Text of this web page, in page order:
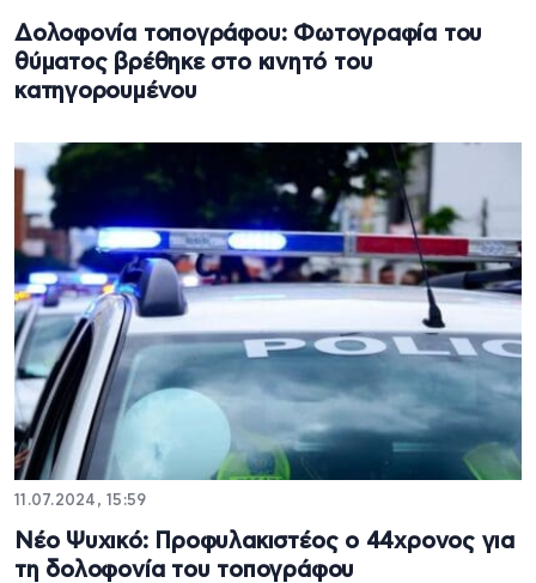
Δολοφονία τοπογράφου: Φωτογραφία του
θύματος βρέθηκε στο κινητό του
κατηγορουμένου
11.07.2024, 15:59
Νέο Ψυχικό: Προφυλακιστέος ο 44χρονος για
τη δολοφονία του τοπογράφου